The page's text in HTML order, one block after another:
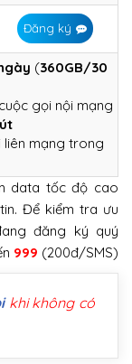
Đăng ký
(360GB/30
gọi nội mạng
liên mạng trong
data tốc độ cao
Để kiểm tra ưu
đăng ký quý
999 (200đ/SMS)
khi không có